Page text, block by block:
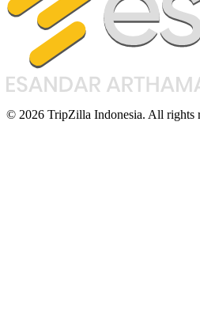
© 2026 TripZilla Indonesia. All rights